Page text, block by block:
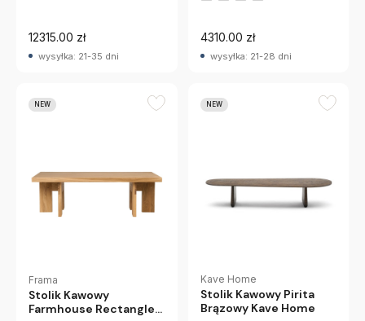
12315.00 zł
wysyłka: 21-35 dni
4310.00 zł
wysyłka: 21-28 dni
NEW
Frama
Stolik Kawowy
Farmhouse Rectangle
NEW
Kave Home
Stolik Kawowy Pirita
Brązowy Kave Home